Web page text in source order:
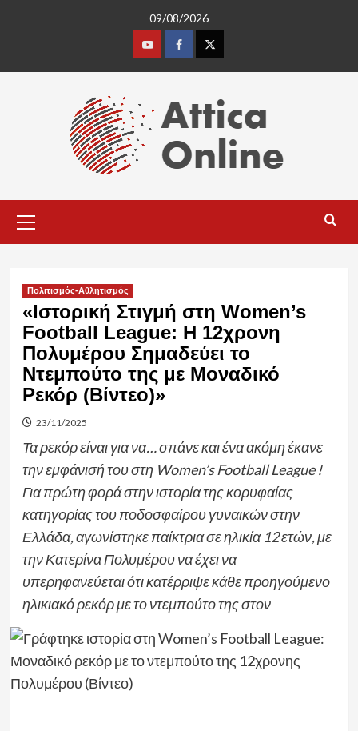
09/08/2026
YoutubeFacebookTwitter
Menu
Πολιτισμός-Αθλητισμός
«Ιστορική Στιγμή στη Women’s
Football League: Η 12χρονη
Πολυμέρου Σημαδεύει το
Ντεμπούτο της με Μοναδικό
Ρεκόρ (Βίντεο)»
23/11/2025
Τα ρεκόρ είναι για να… σπάνε και ένα ακόμη έκανε
την εμφάνισή του στη Women’s Football League !
Για πρώτη φορά στην ιστορία της κορυφαίας
κατηγορίας του ποδοσφαίρου γυναικών στην
Ελλάδα, αγωνίστηκε παίκτρια σε ηλικία 12 ετών, με
την Κατερίνα Πολυμέρου να έχει να
υπερηφανεύεται ότι κατέρριψε κάθε προηγούμενο
ηλικιακό ρεκόρ με το ντεμπούτο της στον